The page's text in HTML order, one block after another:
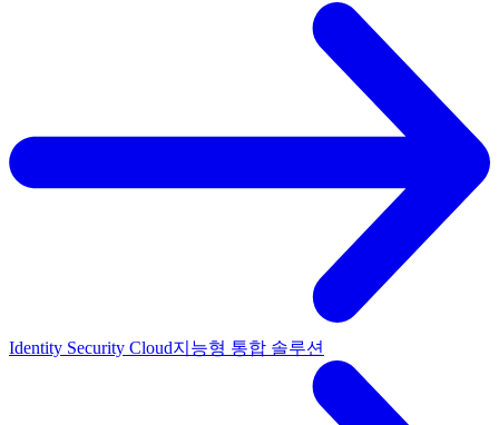
Identity Security Cloud지능형 통합 솔루션